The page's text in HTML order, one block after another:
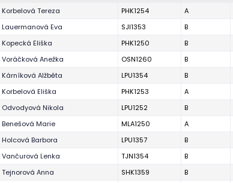
Korbelová Tereza PHK1254 A
Lauermanová Eva SJI1353 B
Kopecká Eliška PHK1250 B
Voráčková Anežka OSN1260 B
Kárníková Alžběta LPU1354 B
Korbelová Eliška PHK1253 A
Odvodyová Nikola LPU1252 B
Benešová Marie MLA1250 A
Holcová Barbora LPU1357 B
Vančurová Lenka TJN1354 B
Tejnorová Anna SHK1359 B